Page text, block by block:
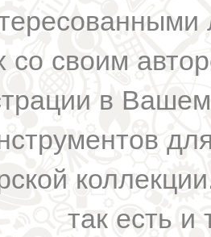
со своим
в
так есть и